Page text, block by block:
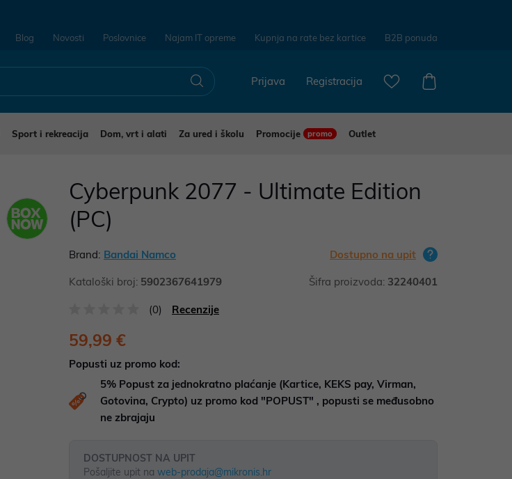
Blog Novosti Poslovnice Najam IT opreme Kupnja na rate bez kartice B2B ponuda
Registracija
Prijava
Sport i rekreacija Dom, vrt i alati Za ured i školu Promocije promo
Outlet
Cyberpunk 2077 - Ultimate Edition
(PC)
Brand: Bandai Namco Dostupno na upit
Kataloški broj: 5902367641979 Šifra proizvoda: 32240401
(0) Recenzije
59,99 €
Popusti uz promo kod:
5% Popust za jednokratno plaćanje (Kartice, KEKS pay, Virman,
Gotovina, Crypto) uz promo kod "POPUST" , popusti se međusobno
ne zbrajaju
DOSTUPNOST NA UPIT
Pošaljite upit na web-prodaja@mikronis.hr